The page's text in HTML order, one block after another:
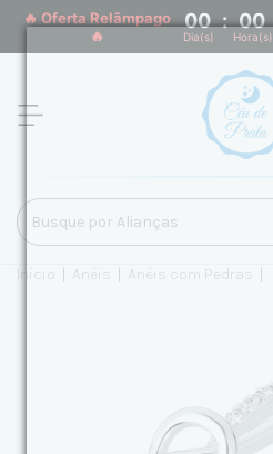
🔥 Oferta Relâmpago
🔥
00 : 00
Dia(s) Hora(s)
Início Anéis Anéis com Pedras